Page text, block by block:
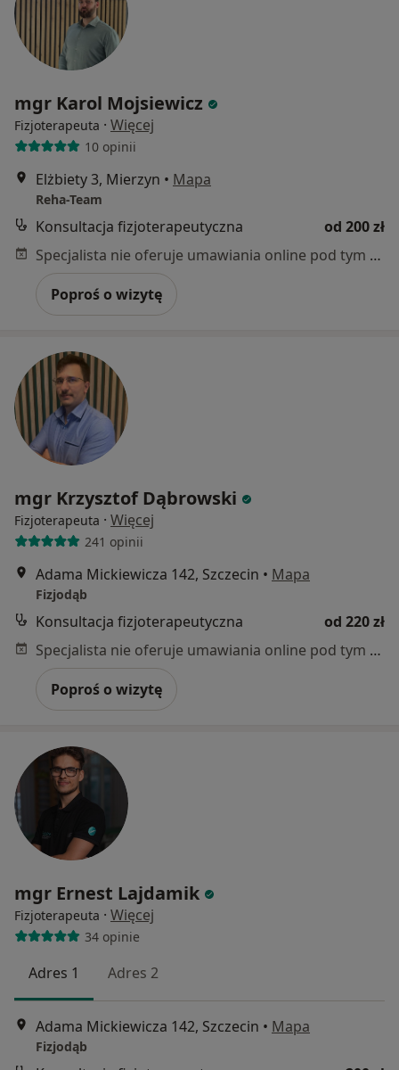
mgr Karol Mojsiewicz
Fizjoterapeuta · Więcej
10 opinii
Elżbiety 3, Mierzyn • Mapa
Reha-Team
Konsultacja fizjoterapeutyczna
od 200 zł
Specjalista nie oferuje umawiania online pod tym adresem.
Poproś o wizytę
mgr Krzysztof Dąbrowski
Fizjoterapeuta · Więcej
241 opinii
Adama Mickiewicza 142, Szczecin • Mapa
Fizjodąb
Konsultacja fizjoterapeutyczna
od 220 zł
Specjalista nie oferuje umawiania online pod tym adresem.
Poproś o wizytę
mgr Ernest Lajdamik
Fizjoterapeuta · Więcej
34 opinie
Adres 1 Adres 2
Adama Mickiewicza 142, Szczecin • Mapa
Fizjodąb